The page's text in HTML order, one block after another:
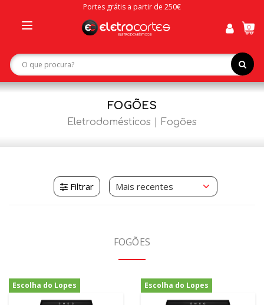
Portes grátis a partir de 250€
navigation
0
FOGÕES
Eletrodomésticos Fogões
Filtrar
FOGÕES
Escolha do Lopes Escolha do Lopes